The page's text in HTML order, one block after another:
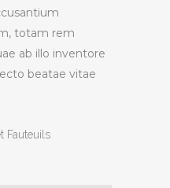
totam rem
ab illo inventore
beatae vitae
Fauteuils